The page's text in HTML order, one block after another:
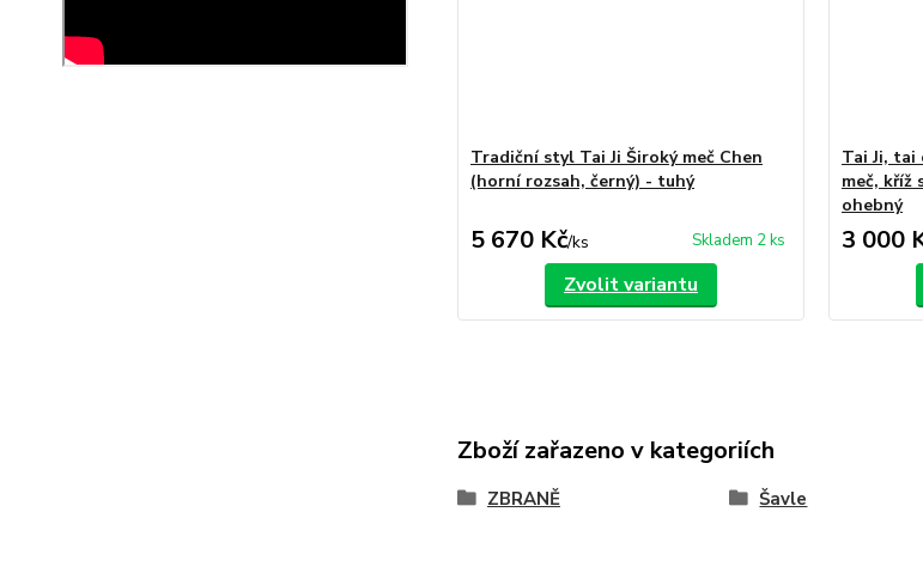
Tradiční styl Tai Ji Široký meč Chen
(horní rozsah, černý) - tuhý
5 670 Kč/ks Skladem 2 ks
Zvolit variantu
Tai Ji, tai
meč, kříž
ohebný
3 000
Zboží zařazeno v kategoriích
ZBRANĚ Šavle